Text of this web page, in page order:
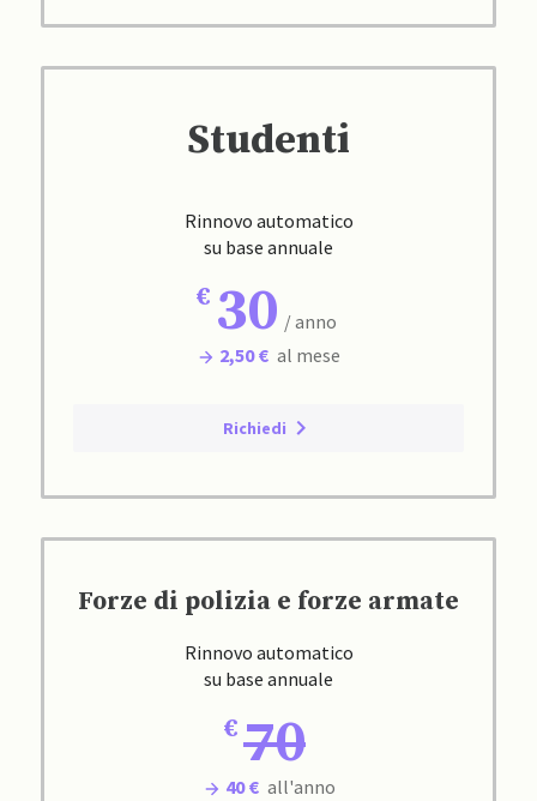
Studenti
Rinnovo automatico
su base annuale
30 / anno
2,50 € al mese
Richiedi
Forze di polizia e forze armate
Rinnovo automatico
su base annuale
70
40 € all'anno